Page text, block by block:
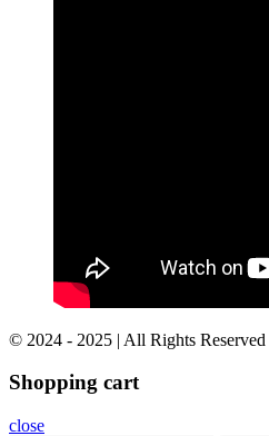
© 2024 - 2025 | All Rights Reserved
Shopping cart
close